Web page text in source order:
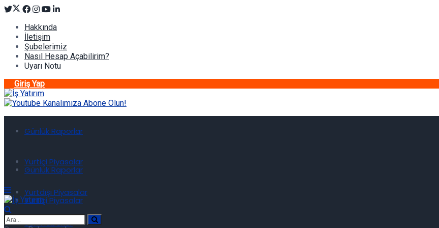
Hakkında
İletişim
Şubelerimiz
Nasıl Hesap Açabilirim?
Uyarı Notu
Giriş Yap
Günlük Raporlar
Yurtiçi Piyasalar
Yurtdışı Piyasalar
Son Haberler
Günlük Raporlar
Yurtiçi Piyasalar